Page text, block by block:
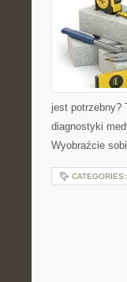
jest potrzebny?
diagnostyki
Wyobraźcie
CATEGORIES: